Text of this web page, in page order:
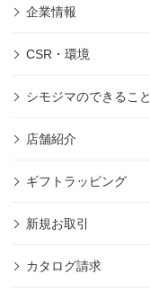
企業情報
CSR・環境
シモジマのできること
店舗紹介
ギフトラッピング
新規お取引
カタログ請求